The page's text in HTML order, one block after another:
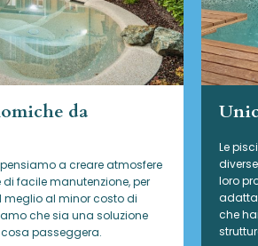
da
a creare atmosfere
facile manutenzione, per
meglio al minor costo di
che sia una soluzione
passeggera.
Le
loro
che